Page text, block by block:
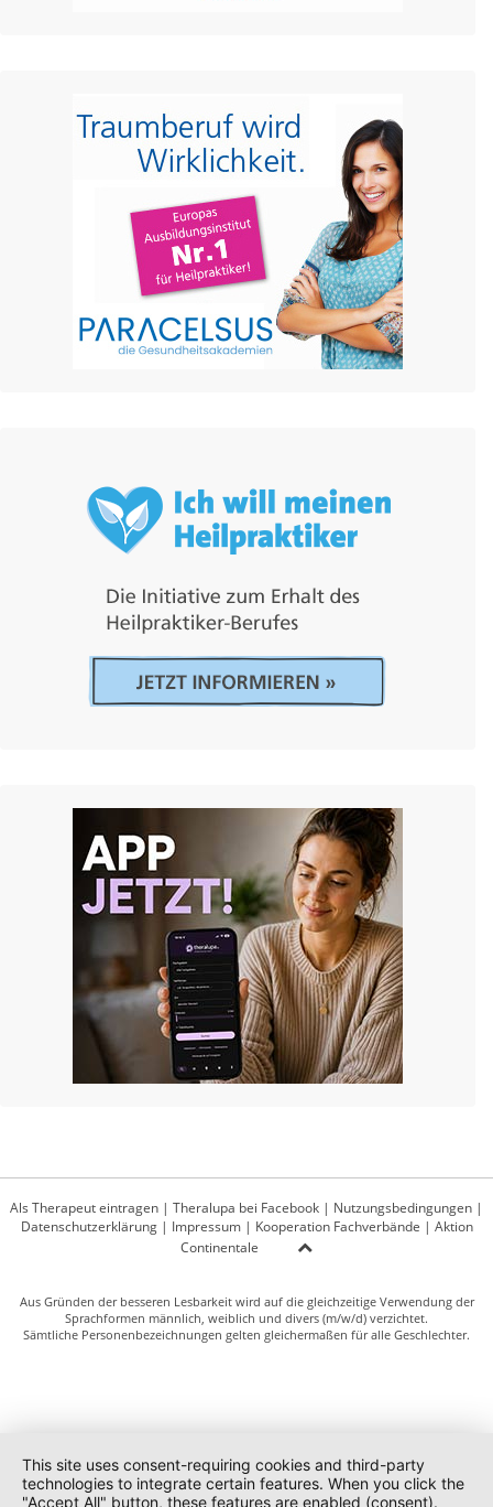
Als Therapeut eintragen | Theralupa bei Facebook | Nutzungsbedingungen |
Datenschutzerklärung| Impressum| Kooperation Fachverbände | Aktion
Continentale
Aus Gründen der besseren Lesbarkeit wird auf die gleichzeitige Verwendung der
Sprachformen männlich, weiblich und divers (m/w/d) verzichtet.
Sämtliche Personenbezeichnungen gelten gleichermaßen für alle Geschlechter.
This site uses consent-requiring cookies and third-party
technologies to integrate certain features. When you click the
"Accept All" button, these features are enabled (consent).